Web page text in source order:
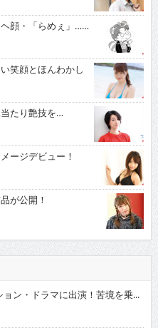
顔・「らめぇ」……
笑顔とほんわかし
たり艶技を…
ージデビュー！
が公開！
ン・ドラマに出演！苦境を乗...